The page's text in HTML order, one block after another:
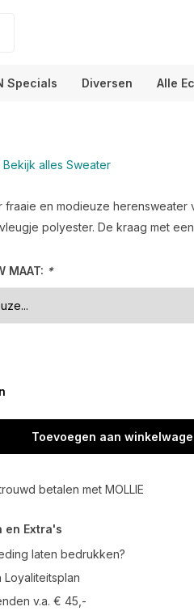
Specials Diversen Alle
Bekijk alles Sweater
fraaie en modieuze herensweater
polyester. De kraag met
MAAT: *
Toevoegen aan
betalen met MOLLIE
en Extra's
laten bedrukken?
Loyaliteitsplan
v.a. € 45,-